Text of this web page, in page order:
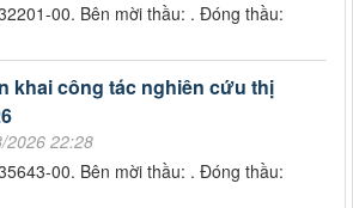
00. Bên mời thầu: . Đóng thầu:
khai công tác nghiên cứu thị
2026 22:28
00. Bên mời thầu: . Đóng thầu: